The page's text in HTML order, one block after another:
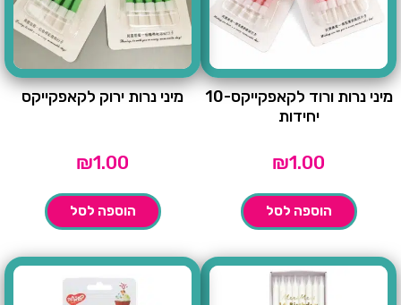
מיני נרות ורוד לקאפקייקס-10
יחידות
₪1.00
הוספה לסל
מיני נרות ירוק לקאפקייקס
₪1.00
הוספה לסל